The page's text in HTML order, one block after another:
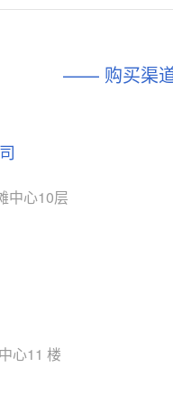
相似度 44%
相同功能
SGM7232
—— 购买渠
中心10层
心11 楼